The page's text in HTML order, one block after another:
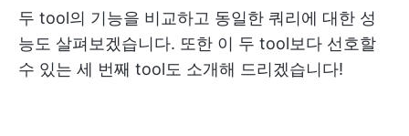
두 tool의 기능을 비교하고 동일한 쿼리에 대한 성
능도 살펴보겠습니다. 또한 이 두 tool보다 선호할
수 있는 세 번째 tool도 소개해 드리겠습니다!